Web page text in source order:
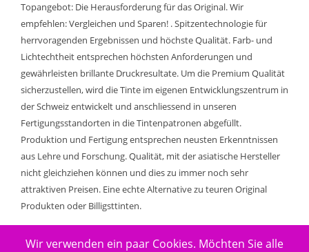
Topangebot: Die Herausforderung für das Original. Wir
empfehlen: Vergleichen und Sparen! . Spitzentechnologie für
herrvoragenden Ergebnissen und höchste Qualität. Farb- und
Lichtechtheit entsprechen höchsten Anforderungen und
gewährleisten brillante Druckresultate. Um die Premium Qualität
sicherzustellen, wird die Tinte im eigenen Entwicklungszentrum in
der Schweiz entwickelt und anschliessend in unseren
Fertigungsstandorten in die Tintenpatronen abgefüllt.
Produktion und Fertigung entsprechen neusten Erkenntnissen
aus Lehre und Forschung. Qualität, mit der asiatische Hersteller
nicht gleichziehen können und dies zu immer noch sehr
attraktiven Preisen. Eine echte Alternative zu teuren Original
Produkten oder Billigsttinten.
Wir verwenden ein paar Cookies. Möchten Sie alle